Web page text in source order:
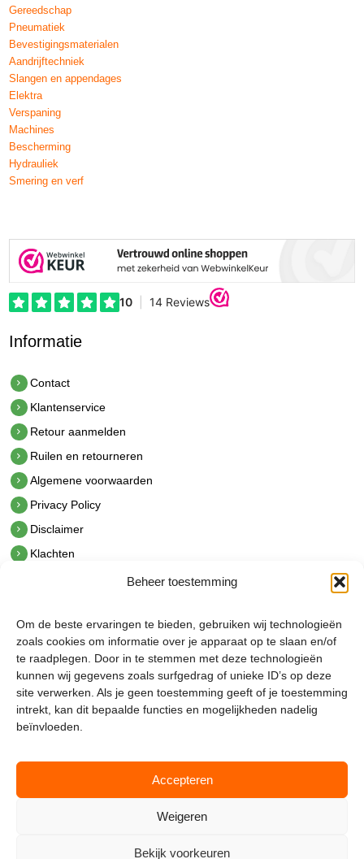
Beheer toestemming
Om de beste ervaringen te bieden, gebruiken wij technologieën
zoals cookies om informatie over je apparaat op te slaan en/of
te raadplegen. Door in te stemmen met deze technologieën
kunnen wij gegevens zoals surfgedrag of unieke ID’s op deze
site verwerken. Als je geen toestemming geeft of je toestemming
intrekt, kan dit bepaalde functies en mogelijkheden nadelig
beïnvloeden.
Accepteren
Weigeren
Bekijk voorkeuren
Gereedschap
Pneumatiek
Bevestigingsmaterialen
Aandrijftechniek
Slangen en appendages
Elektra
Verspaning
Machines
Bescherming
Hydrauliek
Smering en verf
Informatie
Contact
Klantenservice
Retour aanmelden
Ruilen en retourneren
Algemene voorwaarden
Privacy Policy
Disclaimer
Klachten
hetindustriehuis B.V.
De Hoek 1 1601 MR Enkhuizen
t.0228 53 00 40
e.info@hetindustriehuis.com
KVK 51483904
BTW NL850044522B01